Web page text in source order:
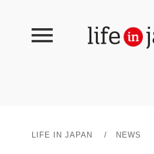
LIFE IN JAPAN / NEWS